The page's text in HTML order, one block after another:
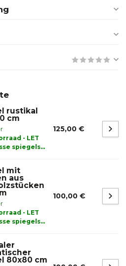
rustikal
cm
- LET
spiegels
125,00 €
mit
aus
- LET
spiegels
100,00 €
80x80 cm